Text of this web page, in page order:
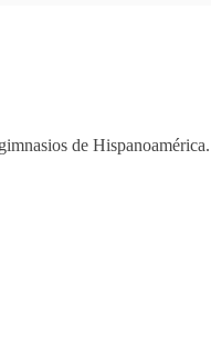
de Hispanoamérica.